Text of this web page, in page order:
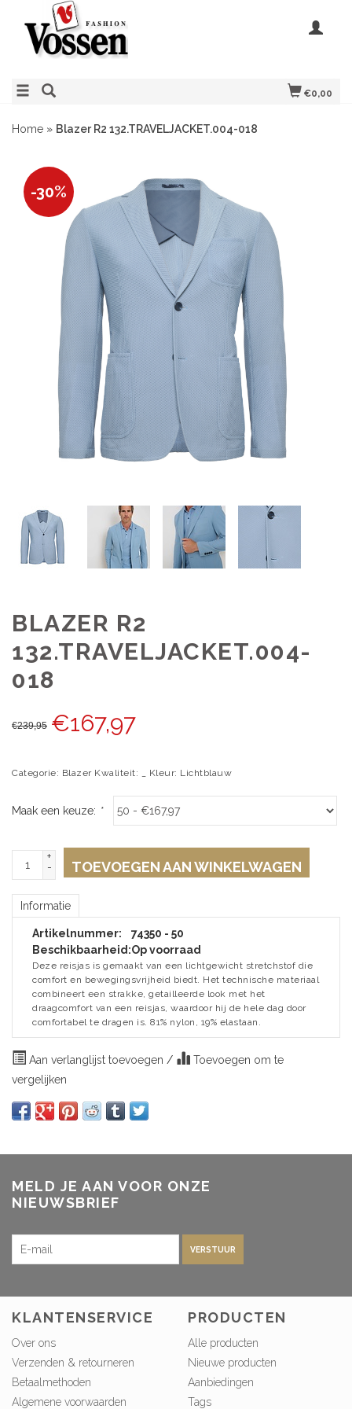
€0,00
Home » Blazer R2 132.TRAVELJACKET.004-018
-30%
BLAZER R2
132.TRAVELJACKET.004-
018
€239,95 €167,97
Categorie: Blazer Kwaliteit: _ Kleur: Lichtblauw
Maak een keuze: *
+
-
TOEVOEGEN AAN WINKELWAGEN
Informatie
Artikelnummer:
74350 - 50
Beschikbaarheid:Op voorraad
Deze reisjas is gemaakt van een lichtgewicht stretchstof die
comfort en bewegingsvrijheid biedt. Het technische materiaal
combineert een strakke, getailleerde look met het
draagcomfort van een reisjas, waardoor hij de hele dag door
comfortabel te dragen is. 81% nylon, 19% elastaan.
Aan verlanglijst toevoegen /
Toevoegen om te
vergelijken
MELD JE AAN VOOR ONZE
NIEUWSBRIEF
VERSTUUR
KLANTENSERVICE
Over ons
Verzenden & retourneren
Betaalmethoden
Algemene voorwaarden
PRODUCTEN
Alle producten
Nieuwe producten
Aanbiedingen
Tags